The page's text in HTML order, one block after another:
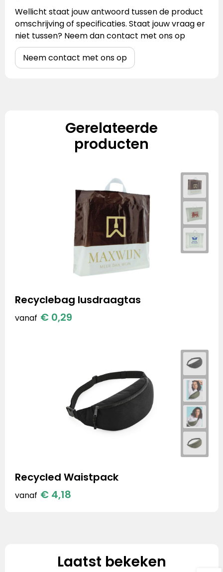
Wellicht staat jouw antwoord tussen de product
omschrijving of specificaties. Staat jouw vraag er
niet tussen? Neem dan contact met ons op
Neem contact met ons op
Gerelateerde
producten
Recyclebag lusdraagtas
vanaf € 0,29
Recycled Waistpack
vanaf € 4,18
Laatst bekeken